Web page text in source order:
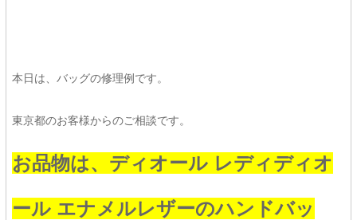
本日は、バッグの修理例です。
東京都のお客様からのご相談です。
お品物は、ディオール レディディオ
ール エナメルレザーのハンドバッ